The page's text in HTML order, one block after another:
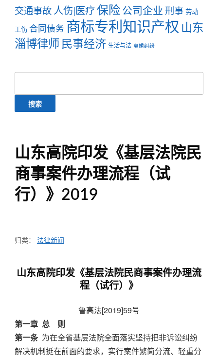
交通事故人伤|医疗保险公司企业刑事 劳动
工伤 合同债务 商标专利知识产权 山东
淄博律师民事经济 生活与法 离婚纠纷
索：
山东高院印发《基层法院民
商事案件办理流程（试
行）》2019
归类： 法律新闻
山东高院印发《基层法院民商事案件办理流
程（试行）》
鲁高法[2019]59号
第一章 总 则
第一条为在全省基层法院全面落实坚持把非诉讼纠纷
解决机制挺在前面的要求，实行案件繁简分流、轻重分